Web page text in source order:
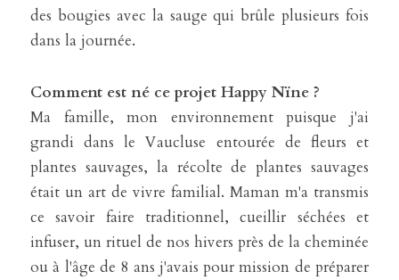
des bougies avec la sauge qui brûle plusieurs fois
dans la journée.
Comment est né ce projet Happy Nïne ?
Ma famille, mon environnement puisque j'ai
grandi dans le Vaucluse entourée de fleurs et
plantes sauvages, la récolte de plantes sauvages
était un art de vivre familial. Maman m'a transmis
ce savoir faire traditionnel, cueillir séchées et
infuser, un rituel de nos hivers près de la cheminée
ou à l'âge de 8 ans j'avais pour mission de préparer